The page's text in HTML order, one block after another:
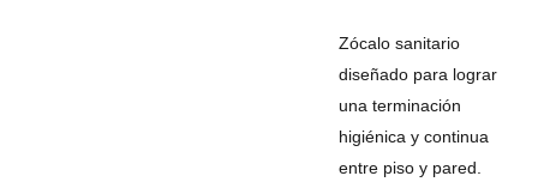
Zócalo sanitario
diseñado para lograr
una terminación
higiénica y continua
entre piso y pared.